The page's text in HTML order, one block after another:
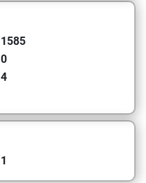
1585
0
4
1